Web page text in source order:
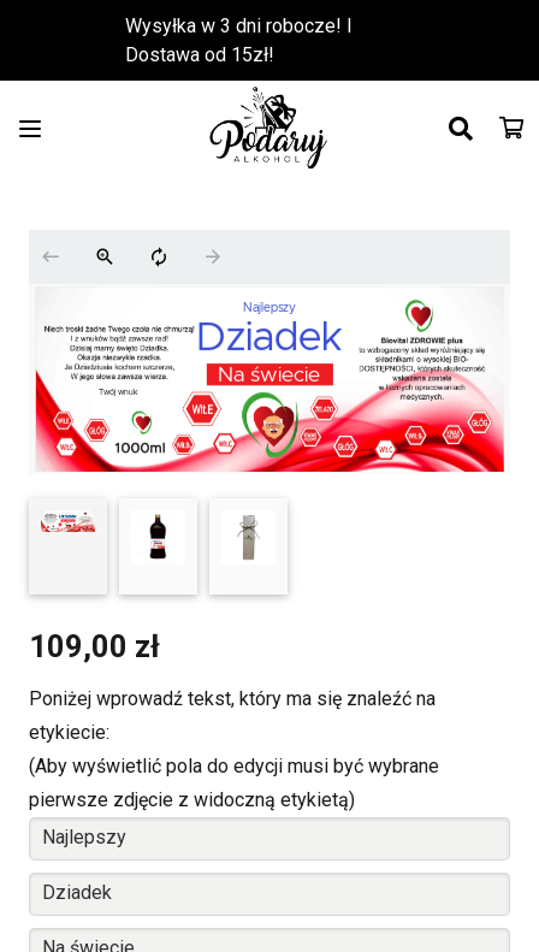
Wysyłka w 3 dni robocze! l
Dostawa od 15zł!
109,00 zł
Poniżej wprowadź tekst, który ma się znaleźć na
etykiecie:
(Aby wyświetlić pola do edycji musi być wybrane
pierwsze zdjęcie z widoczną etykietą)